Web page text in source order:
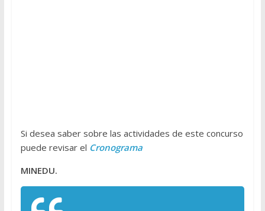
Si desea saber sobre las actividades de este concurso
puede revisar el Cronograma
MINEDU.